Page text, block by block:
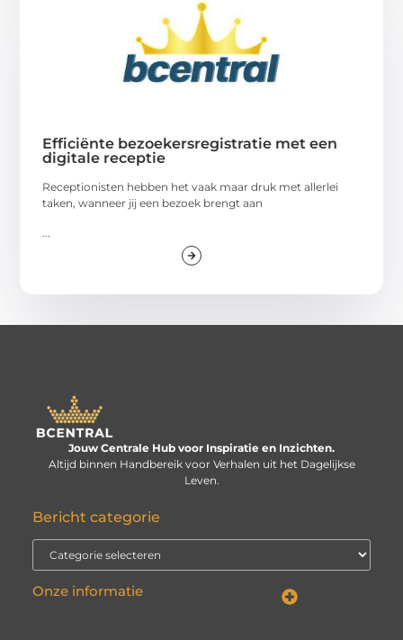
Efficiënte bezoekersregistratie met een
digitale receptie
Receptionisten hebben het vaak maar druk met allerlei
taken, wanneer jij een bezoek brengt aan
Jouw Centrale Hub voor Inspiratie en Inzichten.
Altijd binnen Handbereik voor Verhalen uit het Dagelijkse
Leven.
Bericht categorie
Onze informatie